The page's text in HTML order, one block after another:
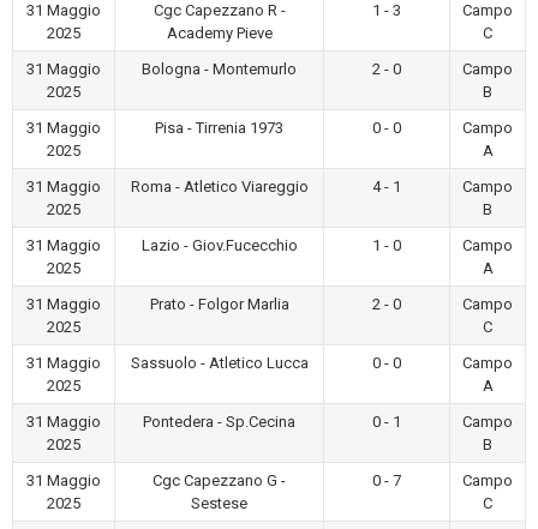
31 Maggio
2025
Cgc Capezzano R -
Academy Pieve
1 - 3
Campo
C
31 Maggio
2025
Bologna - Montemurlo 2 - 0
Campo
B
31 Maggio
2025
Pisa - Tirrenia 1973 0 - 0
Campo
A
31 Maggio
2025
Roma - Atletico Viareggio 4 - 1
Campo
B
31 Maggio
2025
Lazio - Giov.Fucecchio 1 - 0
Campo
A
31 Maggio
2025
Prato - Folgor Marlia 2 - 0
Campo
C
31 Maggio
2025
Sassuolo - Atletico Lucca 0 - 0
Campo
A
31 Maggio
2025
Pontedera - Sp.Cecina 0 - 1
Campo
B
31 Maggio
2025
Cgc Capezzano G -
Sestese
0 - 7
Campo
C